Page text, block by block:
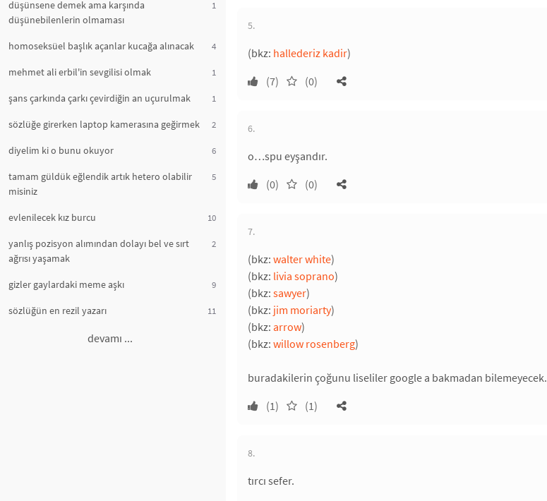
düşünsene demek ama karşında
düşünebilenlerin olmaması
1
homoseksüel başlık açanlar kucağa alınacak 4
mehmet ali erbil'in sevgilisi olmak 1
şans çarkında çarkı çevirdiğin an uçurulmak 1
sözlüğe girerken laptop kamerasına geğirmek 2
diyelim ki o bunu okuyor 6
tamam güldük eğlendik artık hetero olabilir
misiniz
5
evlenilecek kız burcu 10
yanlış pozisyon alımından dolayı bel ve sırt
ağrısı yaşamak
2
gizler gaylardaki meme aşkı 9
sözlüğün en rezil yazarı 11
devamı ...
5.
(bkz: hallederiz kadir)
(7)
(0)
6.
o…spu eyşandır.
(0)
(0)
7.
(bkz: walter white)
(bkz: livia soprano)
(bkz: sawyer)
(bkz: jim moriarty)
(bkz: arrow)
(bkz: willow rosenberg)
buradakilerin çoğunu liseliler google a bakmadan bilemeyecek.
(1)
(1)
8.
tırcı sefer.